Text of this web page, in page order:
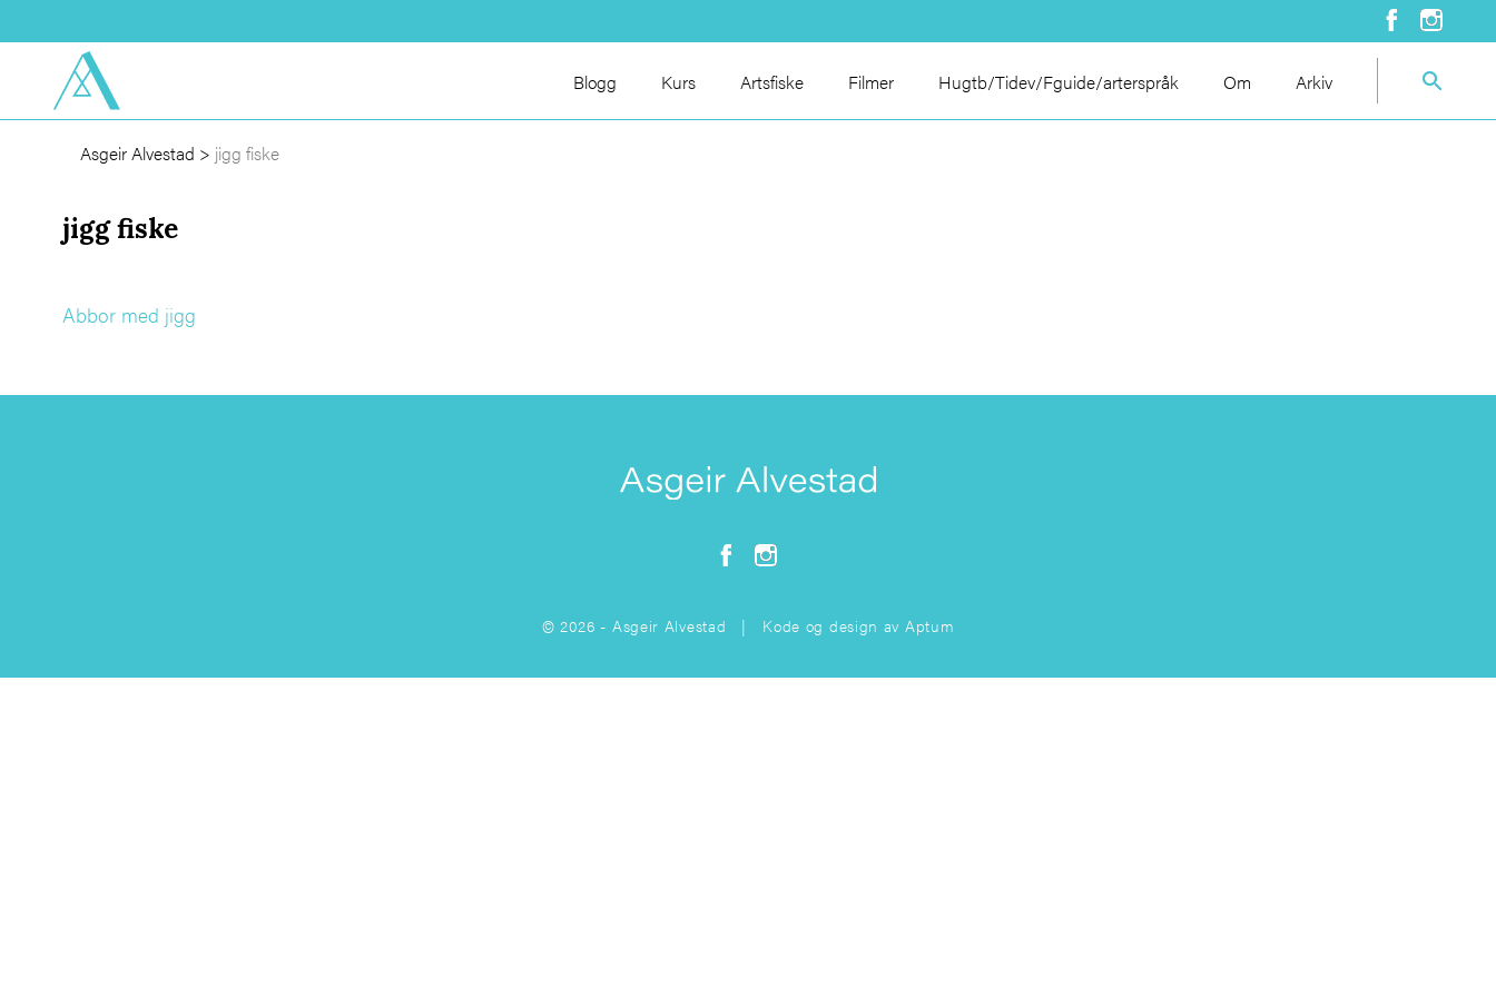
Blogg Kurs Artsfiske Filmer Hugtb/Tidev/Fguide/arterspråk Om Arkiv
Asgeir Alvestad > jigg fiske
jigg fiske
Abbor med jigg
© 2026 - Asgeir Alvestad | Kode og design av Aptum